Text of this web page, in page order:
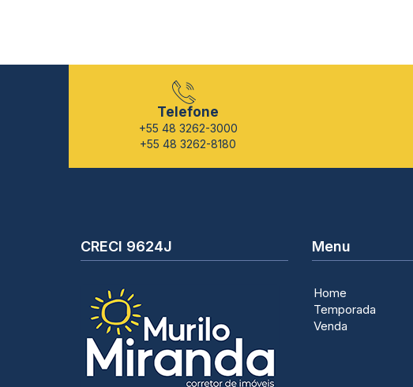
Telefone
+55 48 3262-3000
+55 48 3262-8180
CRECI 9624J Menu
Home
Temporada
Venda